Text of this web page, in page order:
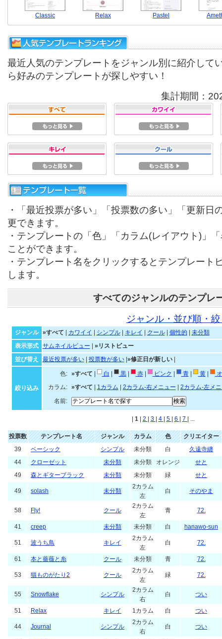
Classic Relax Pastel
最近人気のテンプレートをジャンル別に紹介して
ら好みのテンプレートが探しやすい！
集計期間：
・「最近投票が多い」「投票数の多い」「更新日
更できます。
・テンプレートの「色」「カラム(レイアウト)」
ことができます。
・テンプレート名をクリックするとテンプレート
します。
すべてのジャンルのテンプレ
ジャンル・並び順・
ジャンル »すべて カワイイ シンプル| キレイ クール| 個性的
未分類
表示形式
サムネイルビュー
»リストビュー
並び替え
最近投票が多い| 投票数が多い| »修正日が新しい|
絞り込み
色: »すべて 白 黒| 赤| ピンク 青| 黄|
カラム:
»すべて 1カラム 2カラム-右メニュー
2カラム-左メ
名前:
1 2 3 4 5 6 7 | ...
投票数 テンプレート名 ジャンル カラム 色
クリエイター
39
ベーシック シンプル 未分類 白
久遠寺纏
44
クローゼット 未分類 未分類 オレンジ
せと
49
森とギターブラック 未分類 未分類 緑 せと
49 solash 未分類
2カラム
左
白 そのやま
58 Fly! クール
2カラム
左
青 72.
41 creep 未分類 未分類 白 hanawo-sun
51 波うち鳥 キレイ
2カラム
左
白 72.
61 本と薔薇と糸 クール 未分類 青 72.
53 猫ものがたり2 クール
2カラム
左
緑 72.
55 Snowflake シンプル
2カラム
右
白 つい
51 Relax キレイ 1カラム 白 つい
44 Journal シンプル
2カラム
右
白 つい